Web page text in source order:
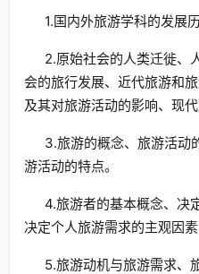
1.国内外旅游学科的发展
2.原始社会的人类迁徙、
会的旅行发展、近代旅游和
及其对旅游活动的影响、现
3.旅游的概念、旅游活动
游活动的特点。
4.旅游者的基本概念、决
决定个人旅游需求的主观因
5.旅游动机与旅游需求、